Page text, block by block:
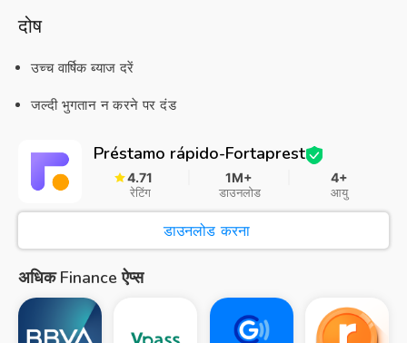
दोष
उच्च वार्षिक ब्याज दरें
जल्दी भुगतान न करने पर दंड
Préstamo rápido-Fortaprest
4.71
रेटिंग
1M+
डाउनलोड
4+
आयु
डाउनलोड करना
अधिक Finance ऐप्स